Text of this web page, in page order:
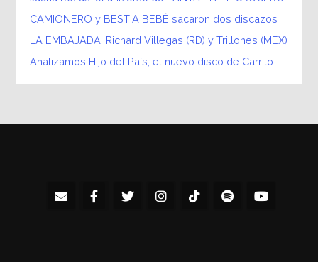
CAMIONERO y BESTIA BEBÉ sacaron dos discazos
LA EMBAJADA: Richard Villegas (RD) y Trillones (MEX)
Analizamos Hijo del País, el nuevo disco de Carrito